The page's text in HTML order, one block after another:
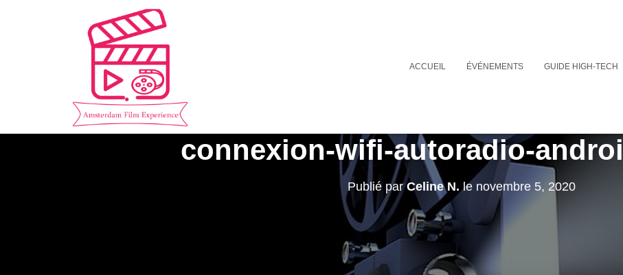
ACCUEIL ÉVÉNEMENTS GUIDE HIGH-TECH
connexion-wifi-autoradio-
Publié parCeline N. le novembre 5, 2020